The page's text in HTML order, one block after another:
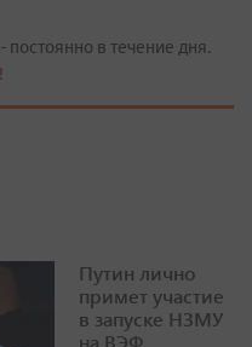
постоянно в течение дня.
Путин лично
примет участие
в запуске НЗМУ